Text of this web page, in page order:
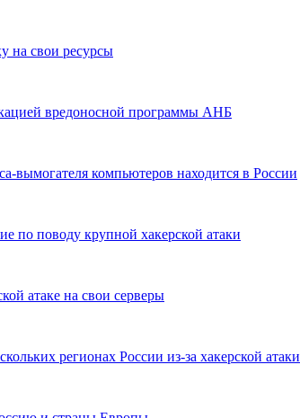
на свои ресурсы
вредоносной программы АНБ
вымогателя компьютеров находится в России
по поводу крупной хакерской атаки
атаке на свои серверы
регионах России из-за хакерской атаки